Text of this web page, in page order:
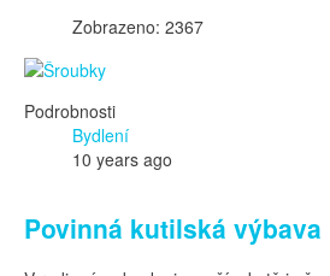
Zobrazeno: 2367
Podrobnosti
Bydlení
10 years ago
Povinná kutilská výbava